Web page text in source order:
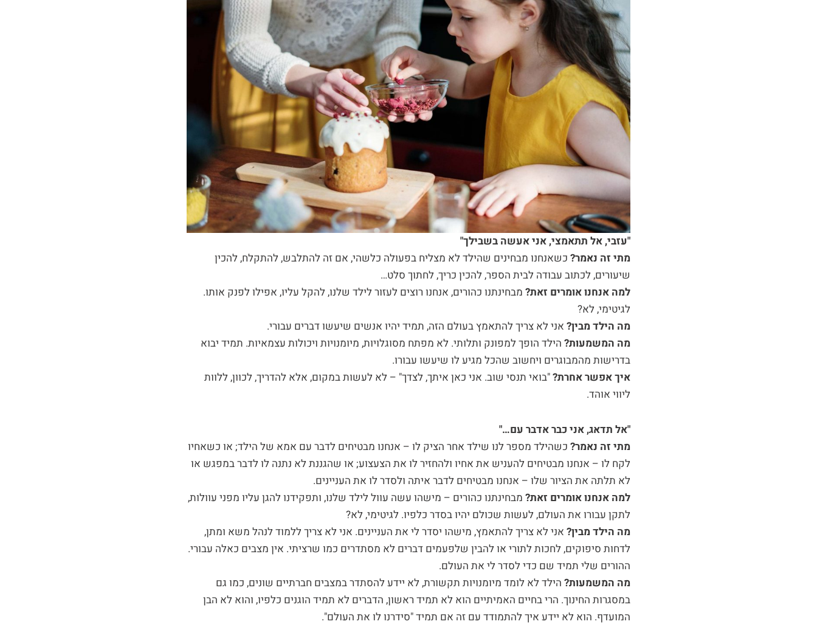
"עזבי, אל תתאמצי, אני אעשה בשבילך"
מתי זה נאמר? כשאנחנו מבחינים שהילד לא מצליח בפעולה כלשהי, אם זה להתלבש, להתקלח, להכין
שיעורים, לכתוב עבודה לבית הספר, להכין כריך, לחתוך סלט…
למה אנחנו אומרים זאת? מבחינתנו כהורים, אנחנו רוצים לעזור לילד שלנו, להקל עליו, אפילו לפנק אותו.
לגיטימי, לא?
מה הילד מבין? אני לא צריך להתאמץ בעולם הזה, תמיד יהיו אנשים שיעשו דברים עבורי.
מה המשמעות? הילד הופך למפונק ותלותי. לא מפתח מסוגלויות, מיומנויות ויכולות עצמאיות. תמיד יבוא
בדרישות מהמבוגרים ויחשוב שהכל מגיע לו שיעשו עבורו.
איך אפשר אחרת?"בואי תנסי שוב. אני כאן איתך, לצדך" – לא לעשות במקום, אלא להדריך, לכוון, ללוות
ליווי אוהד.
"אל תדאג, אני כבר אדבר עם…"
מתי זה נאמר? כשהילד מספר לנו שילד אחר הציק לו – אנחנו מבטיחים לדבר עם אמא של הילד; או כשאחיו
לקח לו – אנחנו מבטיחים להעניש את אחיו ולהחזיר לו את הצעצוע; או שהגננת לא נתנה לו לדבר במפגש או
לא תלתה את הציור שלו – אנחנו מבטיחים לדבר איתה ולסדר לו את העניינים.
למה אנחנו אומרים זאת? מבחינתנו כהורים – מישהו עשה עוול לילד שלנו, ותפקידנו להגן עליו מפני עוולות,
לתקן עבורו את העולם, לעשות שכולם יהיו בסדר כלפיו. לגיטימי, לא?
מה הילד מבין? אני לא צריך להתאמץ, מישהו יסדר לי את העניינים. אני לא צריך ללמוד לנהל משא ומתן,
לדחות סיפוקים, לחכות לתורי או להבין שלפעמים דברים לא מסתדרים כמו שרציתי. אין מצבים כאלה עבורי.
ההורים שלי תמיד שם כדי לסדר לי את העולם.
מה המשמעות? הילד לא לומד מיומנויות תקשורת, לא יידע להסתדר במצבים חברתיים שונים, כמו גם
במסגרות החינוך. הרי בחיים האמיתיים הוא לא תמיד ראשון, הדברים לא תמיד הוגנים כלפיו, והוא לא הבן
המועדף. הוא לא יידע איך להתמודד עם זה אם תמיד "סידרנו לו את העולם".